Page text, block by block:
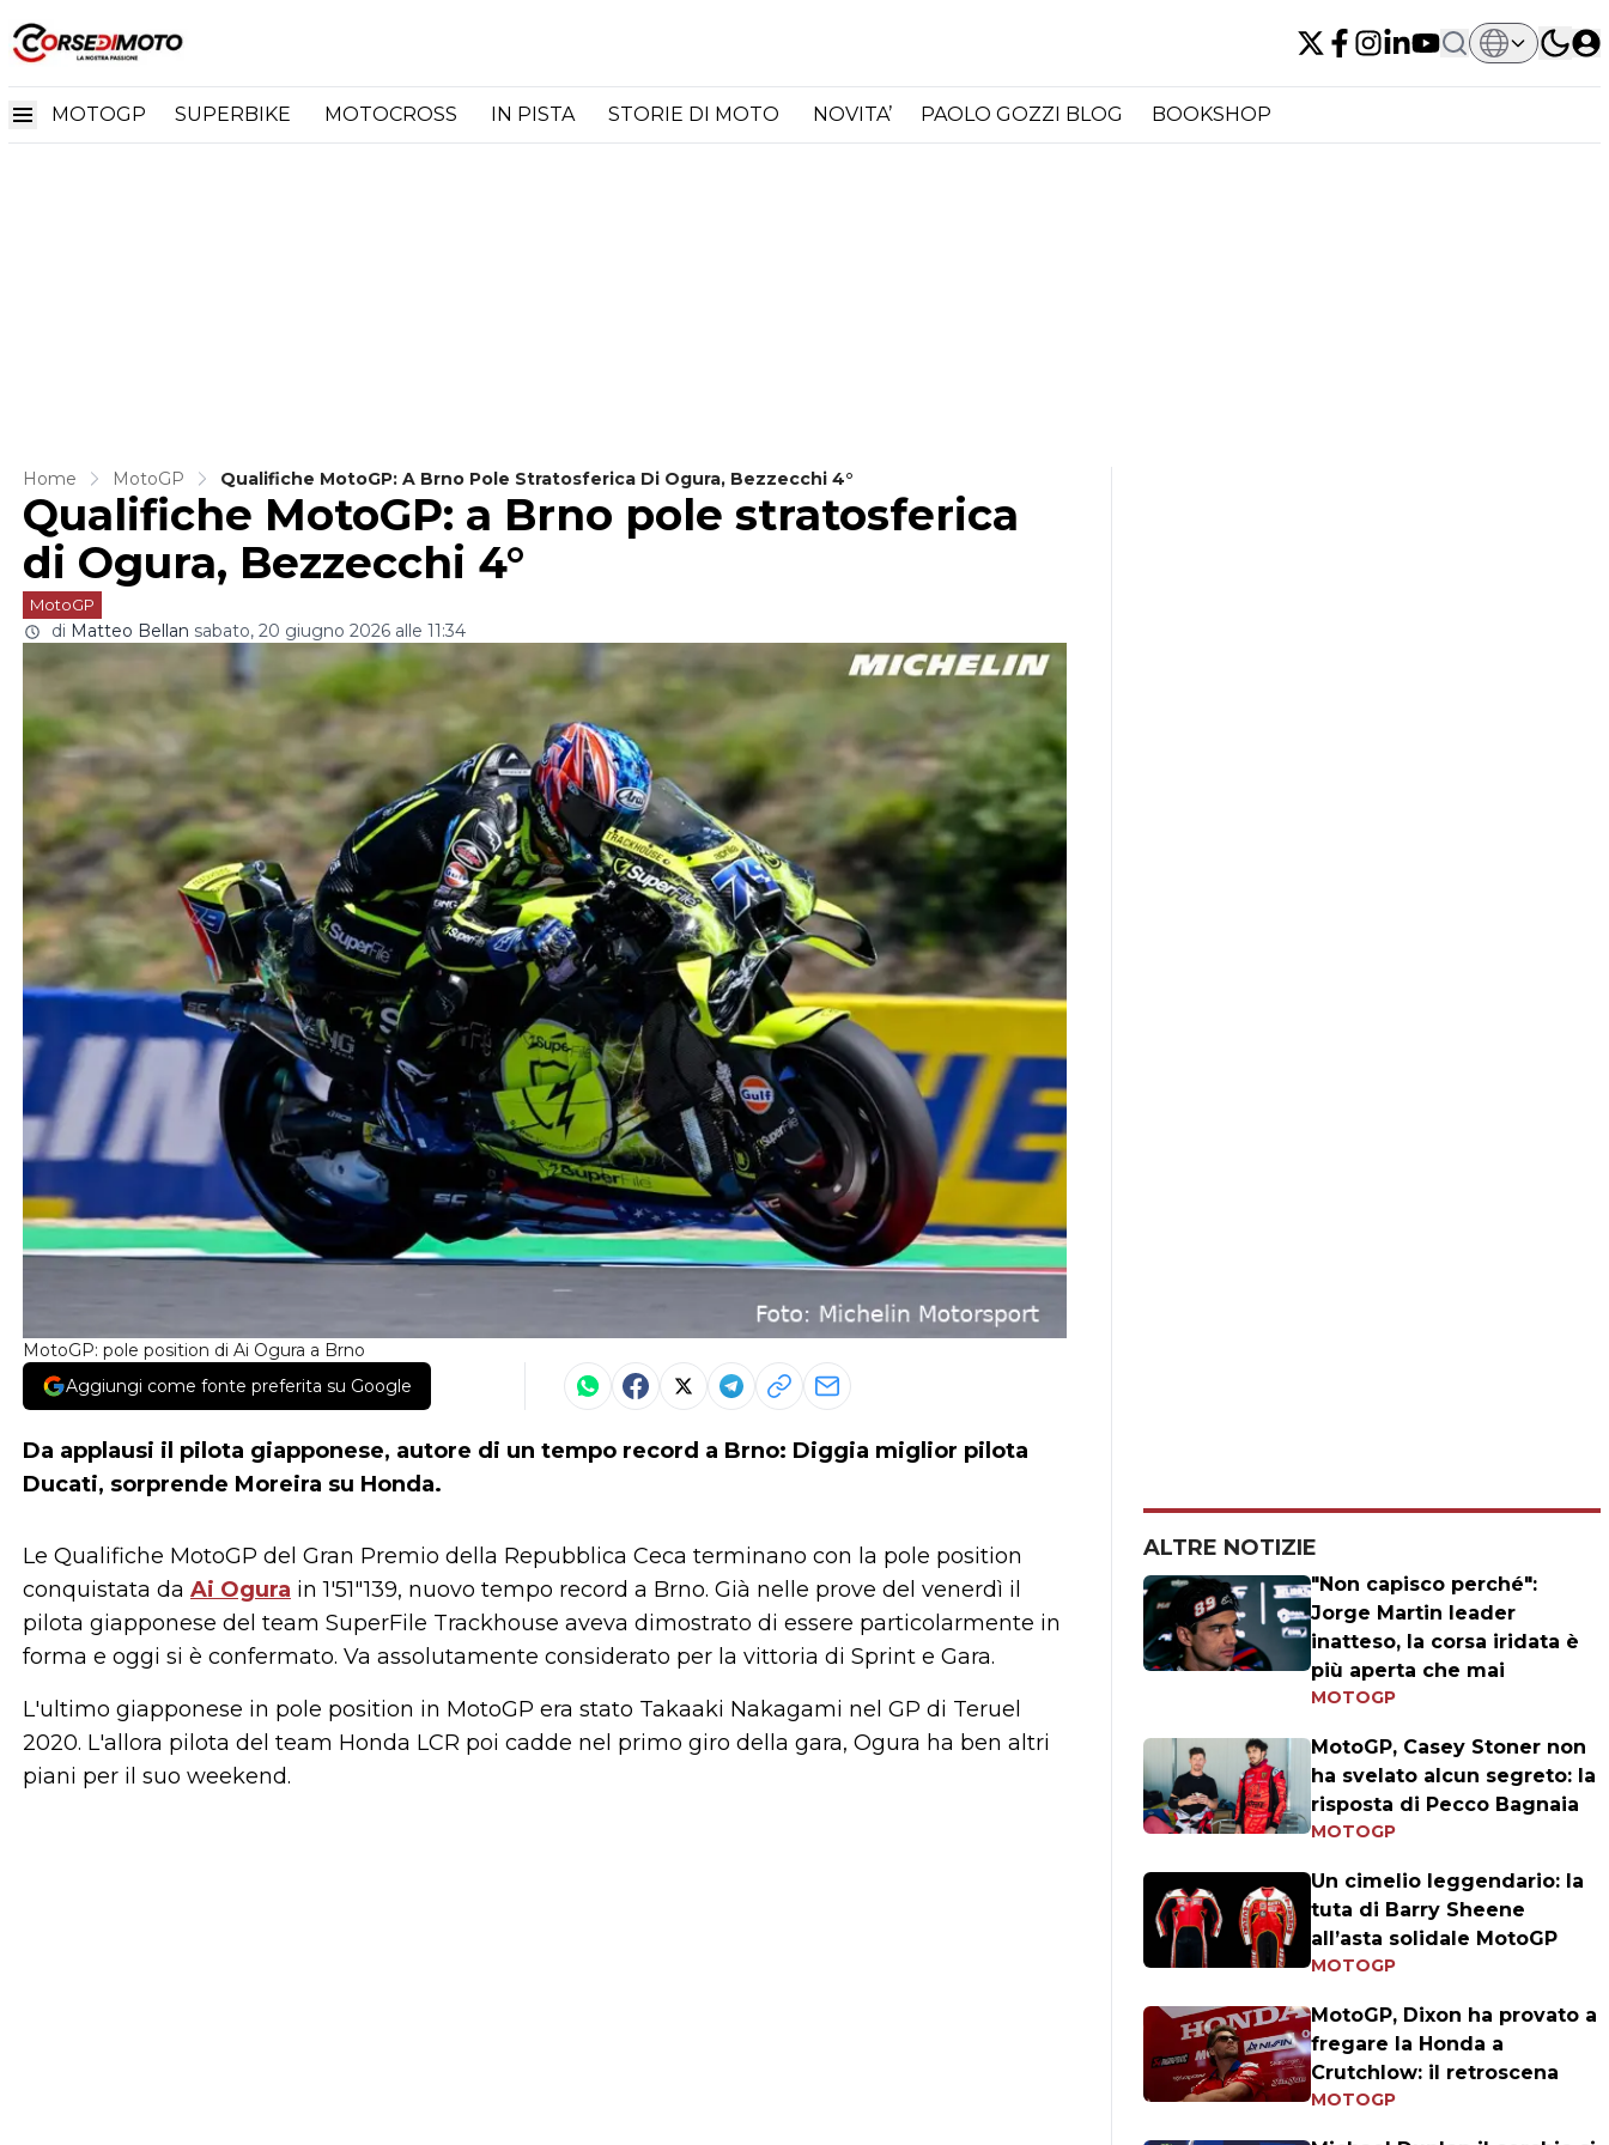
MOTOGP SUPERBIKE MOTOCROSS IN PISTA STORIE DI MOTO NOVITA’ PAOLO GOZZI BLOG BOOKSHOP
Home MotoGP Qualifiche MotoGP: A Brno Pole Stratosferica Di Ogura, Bezzecchi 4°
Qualifiche MotoGP: a Brno pole stratosferica
di Ogura, Bezzecchi 4°
MotoGP
di Matteo Bellan sabato, 20 giugno 2026 alle 11:34
MotoGP: pole position di Ai Ogura a Brno
Aggiungi come fonte preferita su Google
Da applausi il pilota giapponese, autore di un tempo record a Brno: Diggia miglior pilota
Ducati, sorprende Moreira su Honda.
Le Qualifiche MotoGP del Gran Premio della Repubblica Ceca terminano con la pole position
conquistata da Ai Ogura in 1'51"139, nuovo tempo record a Brno. Già nelle prove del venerdì il
pilota giapponese del team SuperFile Trackhouse aveva dimostrato di essere particolarmente in
forma e oggi si è confermato. Va assolutamente considerato per la vittoria di Sprint e Gara.
L'ultimo giapponese in pole position in MotoGP era stato Takaaki Nakagami nel GP di Teruel
2020. L'allora pilota del team Honda LCR poi cadde nel primo giro della gara, Ogura ha ben altri
piani per il suo weekend.
ALTRE NOTIZIE
"Non capisco perché":
Jorge Martin leader
inatteso, la corsa iridata è
più aperta che mai
MOTOGP
MotoGP, Casey Stoner non
ha svelato alcun segreto: la
risposta di Pecco Bagnaia
MOTOGP
Un cimelio leggendario: la
tuta di Barry Sheene
all’asta solidale MotoGP
MOTOGP
MotoGP, Dixon ha provato a
fregare la Honda a
Crutchlow: il retroscena
MOTOGP